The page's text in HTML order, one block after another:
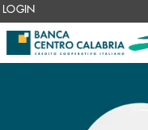
Salta al contenuto principale
LOGIN